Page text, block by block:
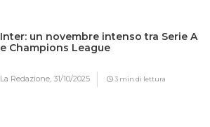
Inter: un novembre intenso tra Serie A
e Champions League
La Redazione,31/10/2025 3 min di lettura